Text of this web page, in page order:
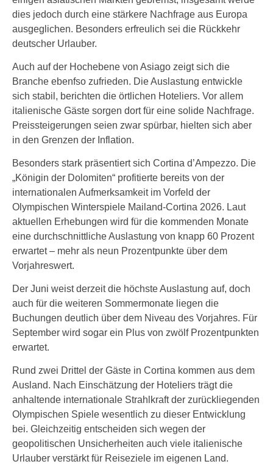
dies jedoch durch eine stärkere Nachfrage aus Europa
ausgeglichen. Besonders erfreulich sei die Rückkehr
deutscher Urlauber.
Auch auf der Hochebene von Asiago zeigt sich die
Branche ebenfso zufrieden. Die Auslastung entwickle
sich stabil, berichten die örtlichen Hoteliers. Vor allem
italienische Gäste sorgen dort für eine solide Nachfrage.
Preissteigerungen seien zwar spürbar, hielten sich aber
in den Grenzen der Inflation.
Besonders stark präsentiert sich Cortina d’Ampezzo. Die
„Königin der Dolomiten“ profitierte bereits von der
internationalen Aufmerksamkeit im Vorfeld der
Olympischen Winterspiele Mailand-Cortina 2026. Laut
aktuellen Erhebungen wird für die kommenden Monate
eine durchschnittliche Auslastung von knapp 60 Prozent
erwartet – mehr als neun Prozentpunkte über dem
Vorjahreswert.
Der Juni weist derzeit die höchste Auslastung auf, doch
auch für die weiteren Sommermonate liegen die
Buchungen deutlich über dem Niveau des Vorjahres. Für
September wird sogar ein Plus von zwölf Prozentpunkten
erwartet.
Rund zwei Drittel der Gäste in Cortina kommen aus dem
Ausland. Nach Einschätzung der Hoteliers trägt die
anhaltende internationale Strahlkraft der zurückliegenden
Olympischen Spiele wesentlich zu dieser Entwicklung
bei. Gleichzeitig entscheiden sich wegen der
geopolitischen Unsicherheiten auch viele italienische
Urlauber verstärkt für Reiseziele im eigenen Land.